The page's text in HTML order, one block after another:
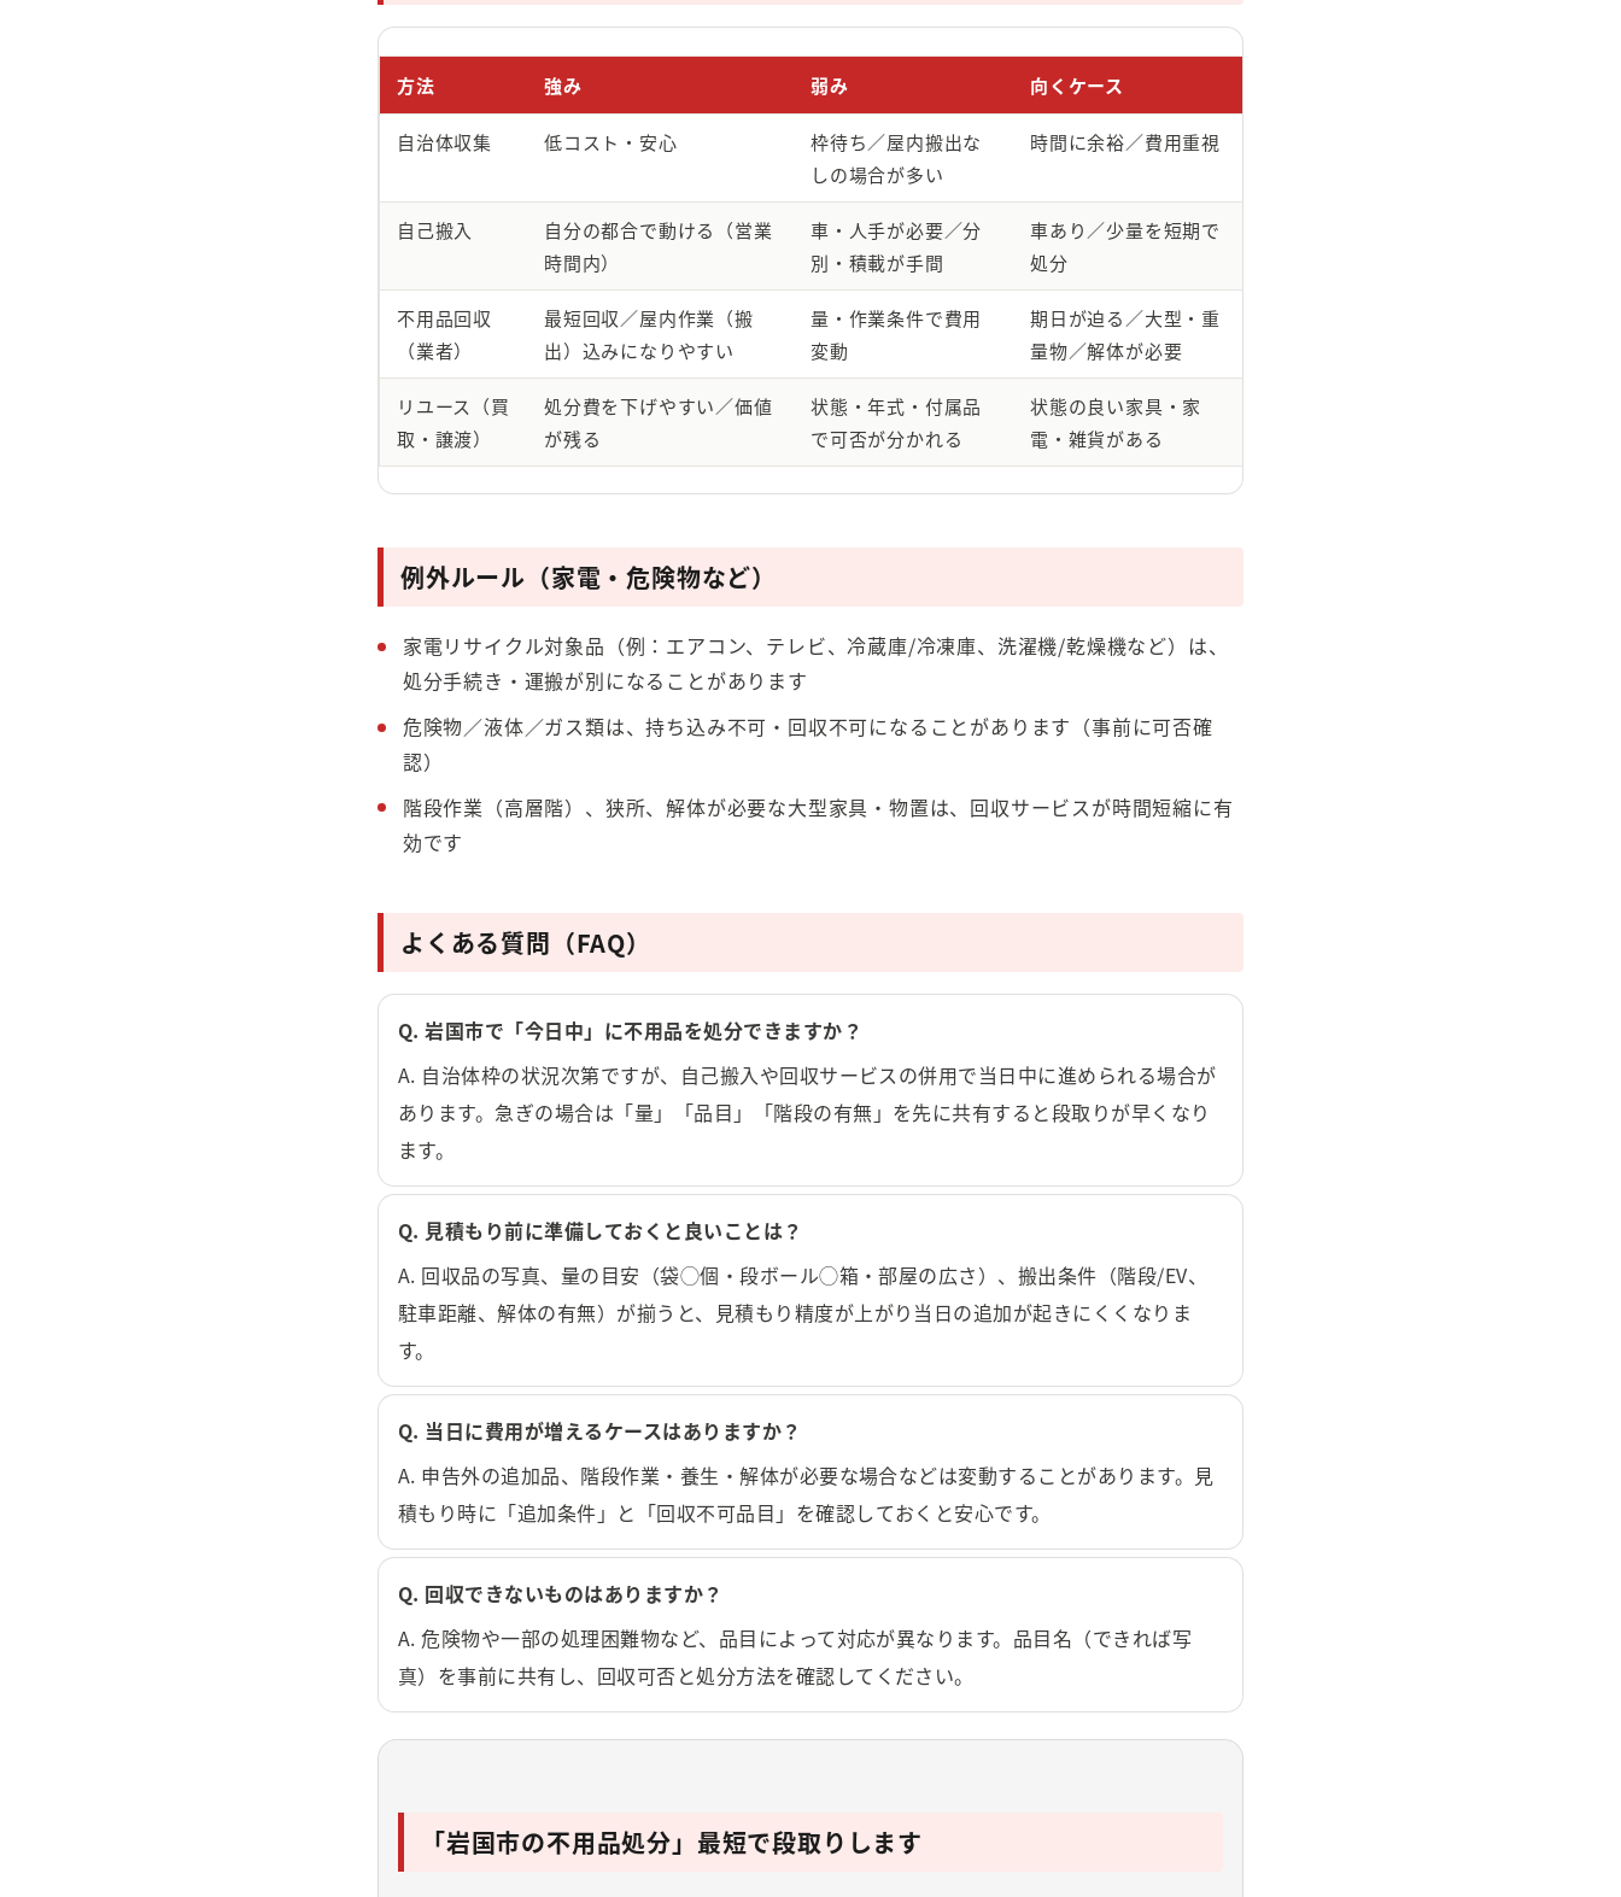
方法 強み 弱み 向くケース
自治体収集 低コスト・安心
枠待ち／屋内搬出な
しの場合が多い
時間に余裕／費用重視
自己搬入
自分の都合で動ける（営業
時間内）
車・人手が必要／分
別・積載が手間
車あり／少量を短期で
処分
不用品回収
（業者）
最短回収／屋内作業（搬
出）込みになりやすい
量・作業条件で費用
変動
期日が迫る／大型・重
量物／解体が必要
リユース（買
取・譲渡）
処分費を下げやすい／価値
が残る
状態・年式・付属品
で可否が分かれる
状態の良い家具・家
電・雑貨がある
例外ルール（家電・危険物など）
家電リサイクル対象品（例：エアコン、テレビ、冷蔵庫/冷凍庫、洗濯機/乾燥機など）は、
処分手続き・運搬が別になることがあります
危険物／液体／ガス類は、持ち込み不可・回収不可になることがあります（事前に可否確
認）
階段作業（高層階）、狭所、解体が必要な大型家具・物置は、回収サービスが時間短縮に有
効です
よくある質問（FAQ）
Q. 岩国市で「今日中」に不用品を処分できますか？
A. 自治体枠の状況次第ですが、自己搬入や回収サービスの併用で当日中に進められる場合が
あります。急ぎの場合は「量」「品目」「階段の有無」を先に共有すると段取りが早くなり
ます。
Q. 見積もり前に準備しておくと良いことは？
A. 回収品の写真、量の目安（袋◯個・段ボール◯箱・部屋の広さ）、搬出条件（階段/EV、
駐車距離、解体の有無）が揃うと、見積もり精度が上がり当日の追加が起きにくくなりま
す。
Q. 当日に費用が増えるケースはありますか？
A. 申告外の追加品、階段作業・養生・解体が必要な場合などは変動することがあります。見
積もり時に「追加条件」と「回収不可品目」を確認しておくと安心です。
Q. 回収できないものはありますか？
A. 危険物や一部の処理困難物など、品目によって対応が異なります。品目名（できれば写
真）を事前に共有し、回収可否と処分方法を確認してください。
「岩国市の不用品処分」最短で段取りします